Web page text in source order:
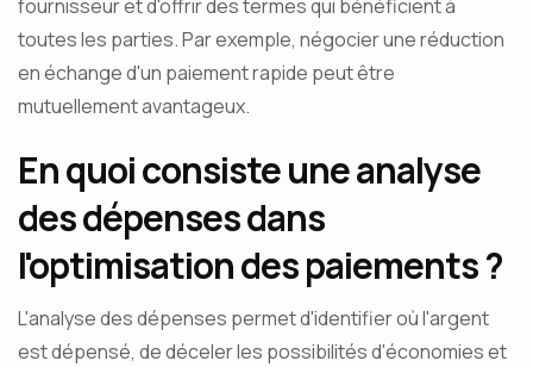
fournisseur et d'offrir des termes qui bénéficient à
toutes les parties. Par exemple, négocier une réduction
en échange d'un paiement rapide peut être
mutuellement avantageux.
En quoi consiste une analyse
des dépenses dans
l'optimisation des paiements ?
L'analyse des dépenses permet d'identifier où l'argent
est dépensé, de déceler les possibilités d'économies et